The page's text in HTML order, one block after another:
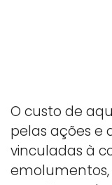
O custo de
pelas ações e
vinculadas à
emolumentos,